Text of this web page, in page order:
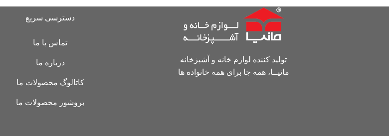
تولید کننده لوازم خانه و آشپزخانه
مانیــا، همه جا برای همه خانواده ها
دسترسی سریع
تماس با ما
درباره ما
کاتالوگ محصولات ما
بروشور محصولات ما